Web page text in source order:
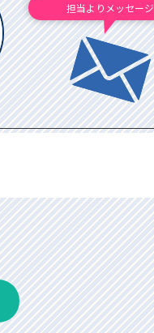
担当よりメッセージ